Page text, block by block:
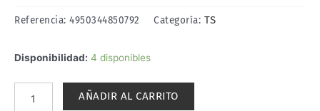
Referencia: 4950344850792 Categoría: TS
Disponibilidad: 4 disponibles
TS-
SEMITRANSPARENTE
AÑADIR AL CARRITO